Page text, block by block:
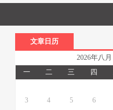
文章日历
2026年八月
一
二 三 四
3
4 5 6